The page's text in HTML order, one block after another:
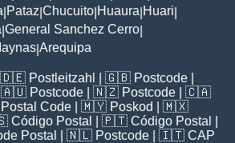
Pataz Chucuito Huaura Huari
General Sanchez Cerro
Arequipa
🇩🇪 Postleitzahl | 🇬🇧 Postcode
🇦🇺 Postcode | 🇳🇿 Postcode | 🇨🇦
Postal Code | 🇲🇾 Poskod
| 🇲🇽
Código Postal | 🇵🇹 Código Postal
Postal | 🇳🇱 Postcode | 🇮🇹 CAP